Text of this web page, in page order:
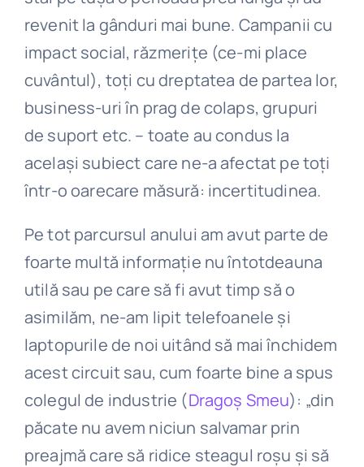
revenit la gânduri mai bune. Campanii cu
impact social, răzmerițe (ce-mi place
cuvântul), toți cu dreptatea de partea lor,
business-uri în prag de colaps, grupuri
de suport etc. – toate au condus la
același subiect care ne-a afectat pe toți
într-o oarecare măsură: incertitudinea.
Pe tot parcursul anului am avut parte de
foarte multă informație nu întotdeauna
utilă sau pe care să fi avut timp să o
asimilăm, ne-am lipit telefoanele și
laptopurile de noi uitând să mai închidem
acest circuit sau, cum foarte bine a spus
colegul de industrie (Dragoș Smeu): „din
păcate nu avem niciun salvamar prin
preajmă care să ridice steagul roșu și să